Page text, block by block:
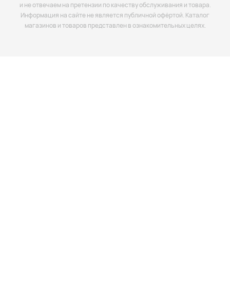
и не отвечаем на претензии по качеству обслуживания и товара.
Информация на сайте не является публичной офёртой. Каталог
магазинов и товаров представлен в ознакомительных целях.